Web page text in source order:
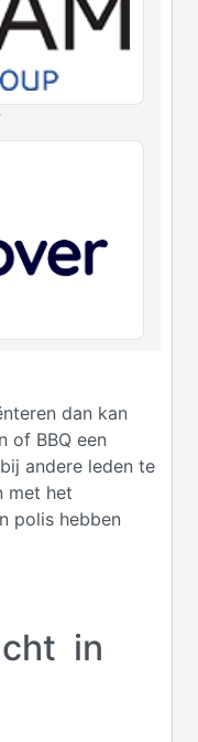
dan kan
of BBQ een
andere leden te
met het
polis hebben
in